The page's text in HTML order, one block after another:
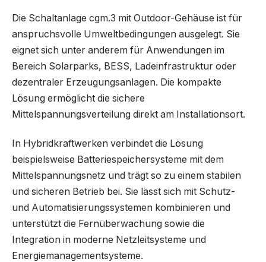
Die Schaltanlage cgm.3 mit Outdoor-Gehäuse ist für
anspruchsvolle Umweltbedingungen ausgelegt. Sie
eignet sich unter anderem für Anwendungen im
Bereich Solarparks, BESS, Ladeinfrastruktur oder
dezentraler Erzeugungsanlagen. Die kompakte
Lösung ermöglicht die sichere
Mittelspannungsverteilung direkt am Installationsort.
In Hybridkraftwerken verbindet die Lösung
beispielsweise Batteriespeichersysteme mit dem
Mittelspannungsnetz und trägt so zu einem stabilen
und sicheren Betrieb bei. Sie lässt sich mit Schutz-
und Automatisierungssystemen kombinieren und
unterstützt die Fernüberwachung sowie die
Integration in moderne Netzleitsysteme und
Energiemanagementsysteme.